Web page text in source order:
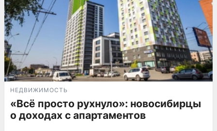
НЕДВИЖИМОСТЬ
«Всё просто рухнуло»: новосибирцы
о доходах с апартаментов